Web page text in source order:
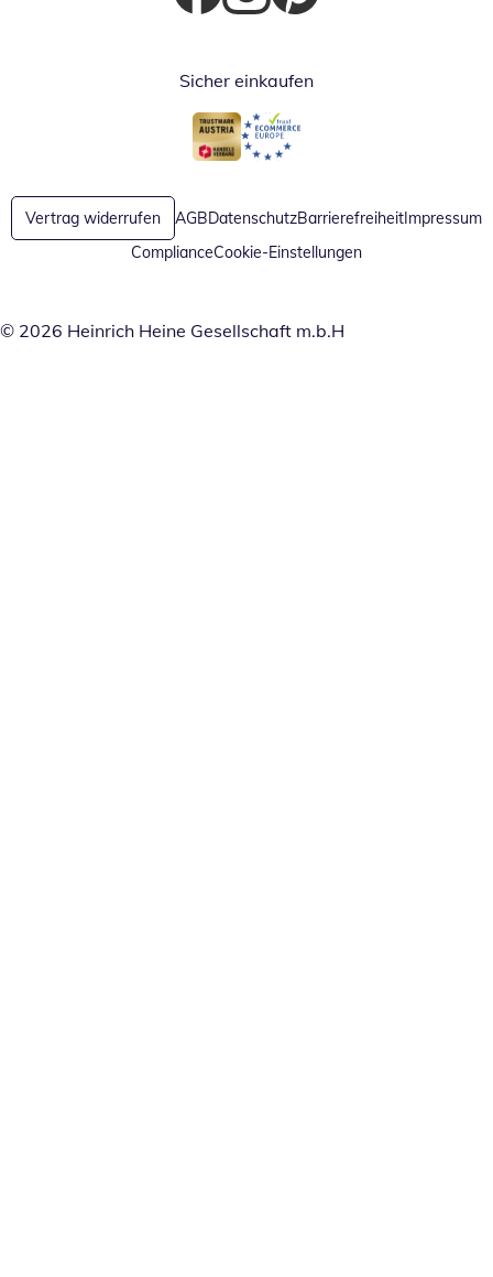
Öffnet in neuem Fenster
Öffnet in neuem Fenster
Öffnet in neuem Fenster
Sicher einkaufen
Öffnet in neuem Fenster
Öffnet in neuem Fenster
Vertrag widerrufen AGBDatenschutzBarrierefreiheitImpressum
ComplianceCookie-Einstellungen
© 2026 Heinrich Heine Gesellschaft m.b.H